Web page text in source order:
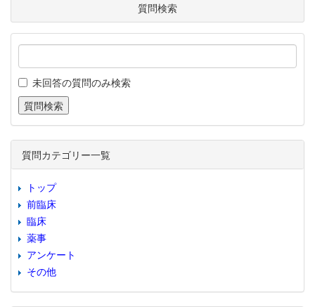
質問検索
未回答の質問のみ検索
質問カテゴリー一覧
トップ
前臨床
臨床
薬事
アンケート
その他